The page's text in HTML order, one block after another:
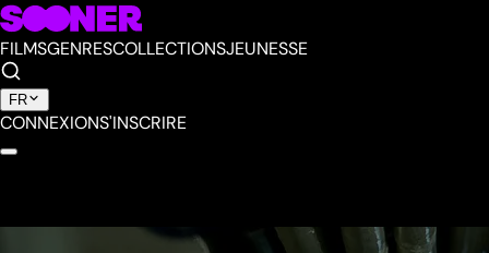
FILMSGENRESCOLLECTIONSJEUNESSE
FR
CONNEXIONS'INSCRIRE